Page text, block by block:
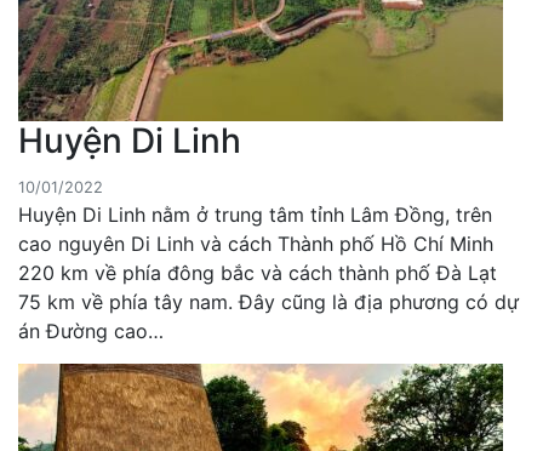
Huyện Di Linh
10/01/2022
Huyện Di Linh nằm ở trung tâm tỉnh Lâm Đồng, trên
cao nguyên Di Linh và cách Thành phố Hồ Chí Minh
220 km về phía đông bắc và cách thành phố Đà Lạt
75 km về phía tây nam. Đây cũng là địa phương có dự
án Đường cao…